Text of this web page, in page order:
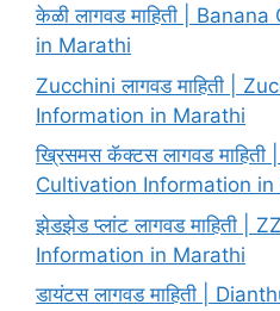
केळी लागवड माहिती |
in Marathi
Zucchini लागवड माहिती |
Information in Marathi
ख्रिसमस कॅक्टस लागवड
Cultivation Information in
झेडझेड प्लांट लागवड माहिती |
Information in Marathi
डायंटस लागवड माहिती |